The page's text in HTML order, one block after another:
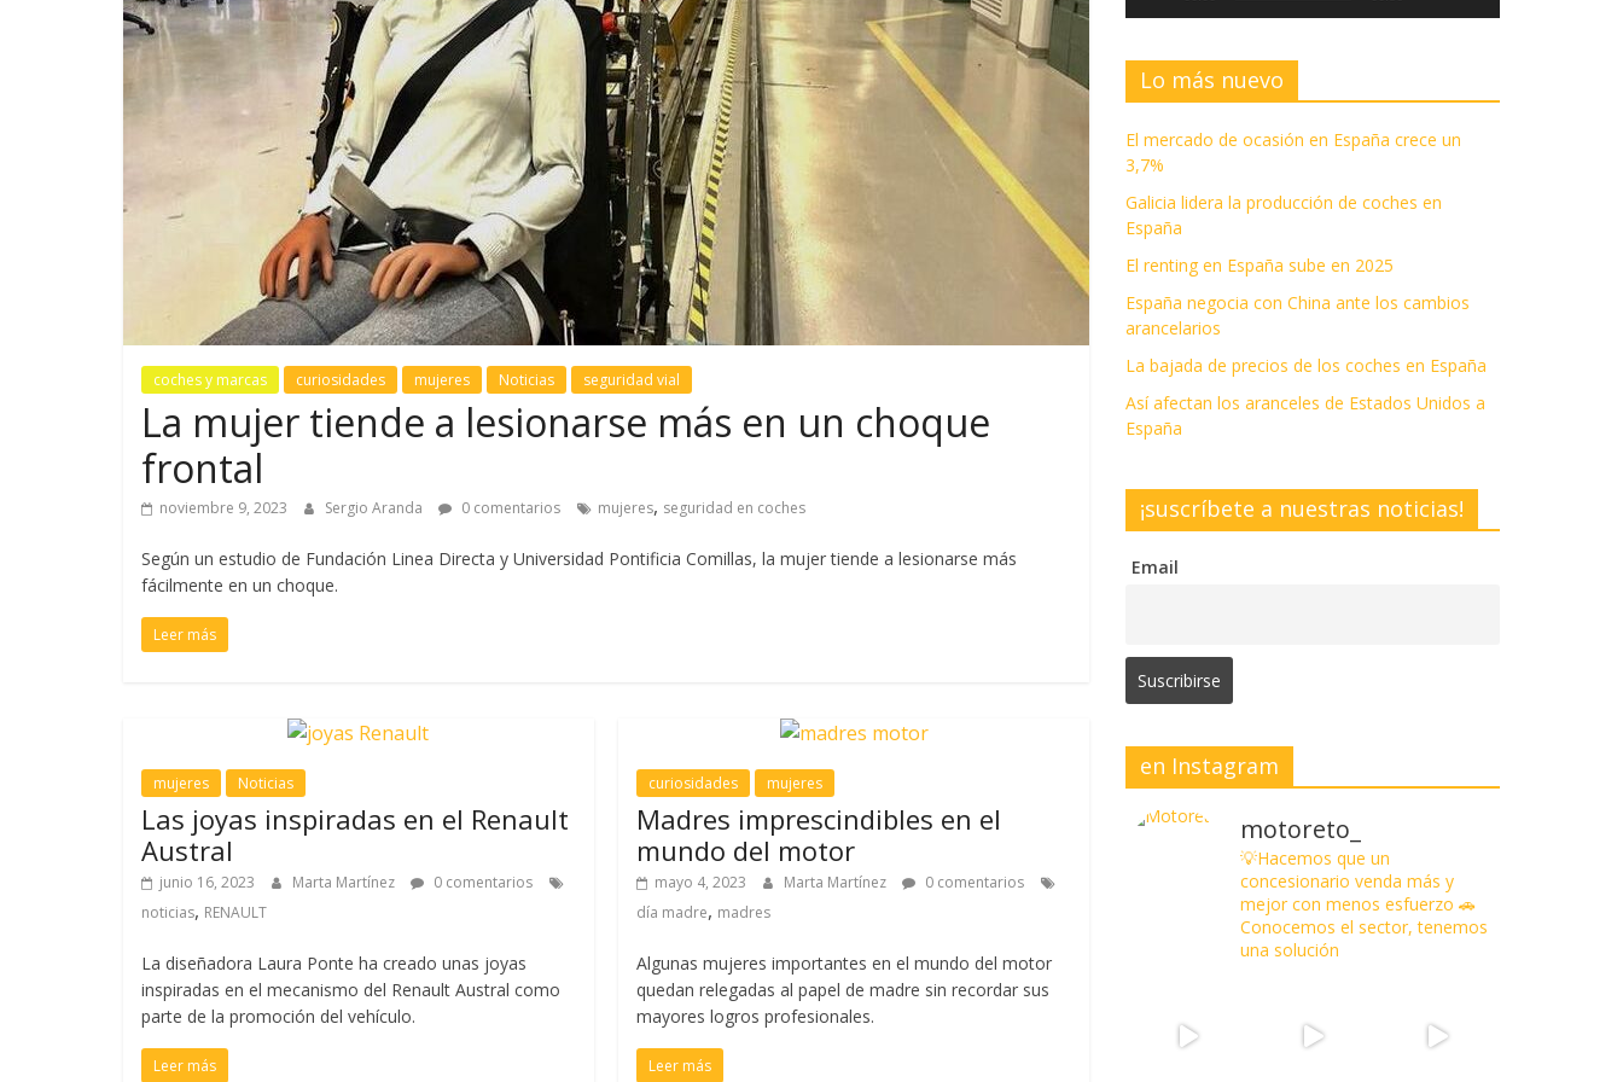
coches y marcas curiosidades mujeres Noticias seguridad vial
La mujer tiende a lesionarse más en un choque
frontal
noviembre 9, 2023 Sergio Aranda 0 comentarios mujeres, seguridad en coches
Según un estudio de Fundación Linea Directa y Universidad Pontificia Comillas, la mujer tiende a lesionarse más
fácilmente en un choque.
Leer más
mujeres Noticias
Las joyas inspiradas en el Renault
Austral
junio 16, 2023 Marta Martínez
0 comentarios
noticias, RENAULT
La diseñadora Laura Ponte ha creado unas joyas
inspiradas en el mecanismo del Renault Austral como
parte de la promoción del vehículo.
Leer más
curiosidades mujeres
Madres imprescindibles en el
mundo del motor
mayo 4, 2023 Marta Martínez
0 comentarios
día madre, madres
Algunas mujeres importantes en el mundo del motor
quedan relegadas al papel de madre sin recordar sus
mayores logros profesionales.
Leer más
Lo más nuevo
El mercado de ocasión en España crece un
3,7%
Galicia lidera la producción de coches en
España
El renting en España sube en 2025
España negocia con China ante los cambios
arancelarios
La bajada de precios de los coches en España
Así afectan los aranceles de Estados Unidos a
España
¡suscríbete a nuestras noticias!
Email
en Instagram
motoreto_
💡Hacemos que un
concesionario venda más y
mejor con menos esfuerzo 🚗
Conocemos el sector, tenemos
una solución